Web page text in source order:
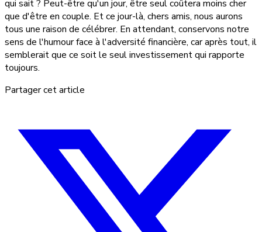
qui sait ? Peut-être qu'un jour, être seul coûtera moins cher
que d'être en couple. Et ce jour-là, chers amis, nous aurons
tous une raison de célébrer. En attendant, conservons notre
sens de l'humour face à l'adversité financière, car après tout, il
semblerait que ce soit le seul investissement qui rapporte
toujours.
Partager cet article